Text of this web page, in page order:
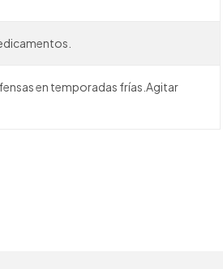
en temporadas frías.Agitar